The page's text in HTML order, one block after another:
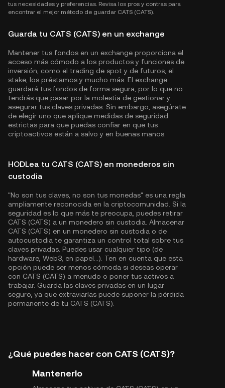
tus necesidades y preferencias. Revisa los pros y contras para
encontrar el mejor método de guardar CATS (CATS).
Guarda tu CATS (CATS) en un exchange
Mantener tus fondos en un exchange proporciona el
acceso más cómodo a los productos y funciones de
inversión, como el trading de spot y de futuros, el
stake, los préstamos y mucho más. El exchange
guardará tus fondos de forma segura, por lo que no
tendrás que pasar por la molestia de gestionar y
asegurar tus claves privadas. Sin embargo, asegúrate
de elegir uno que aplique medidas de seguridad
estrictas para que puedas confiar en que tus
criptoactivos están a salvo y en buenas manos.
HODLea tu CATS (CATS) en monederos sin
custodia
"No son tus claves, no son tus monedas" es una regla
ampliamente reconocida en la criptocomunidad. Si la
seguridad es lo que más te preocupa, puedes retirar
CATS (CATS) a un monedero sin custodia. Almacenar
CATS (CATS) en un monedero sin custodia o de
autocustodia te garantiza un control total sobre tus
claves privadas. Puedes usar cualquier tipo (de
hardware, Web3, en papel...). Ten en cuenta que esta
opción puede ser menos cómoda si deseas operar
con CATS (CATS) a menudo o poner tus activos a
trabajar. Guarda las claves privadas en un lugar
seguro, ya que extraviarlas puede suponer la pérdida
permanente de tu CATS (CATS).
¿Qué puedes hacer con CATS (CATS)?
Mantenerlo